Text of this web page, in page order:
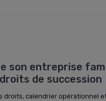
son entreprise
de succession
droits, calendrier opérationnel